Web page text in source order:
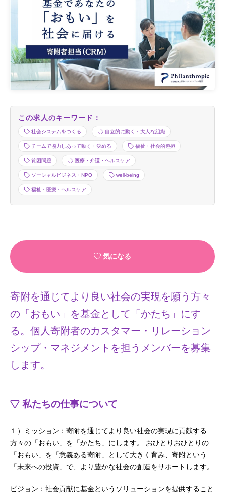
この求人のキーワード：
社会システムをつくる 自立的に動く・大人な組織
チームで協力しあって動く・決める 福祉・社会的包摂
貧困問題 医療・介護・ヘルスケア
ソーシャルビジネス・NPO well-being
福祉・医療・ヘルスケア
気になる
寄附を通じてより良い社会の実現を願う方々
の「おもい」を基金として「かたち」にす
る。個人寄附者のカスタマー・リレーション
シップ・マネジメントを担うメンバーを募集
します。
私たちの仕事について
１）ミッション：寄附を通じてより良い社会の実現に貢献する
方々の「おもい」を「かたち」にします。 おひとりおひとりの
「おもい」を「意義ある寄附」として大きく育み、寄附という
「未来への投資」で、より豊かな社会の創造をサポートします。
ビジョン：社会貢献に基金というソリューションを提供すること